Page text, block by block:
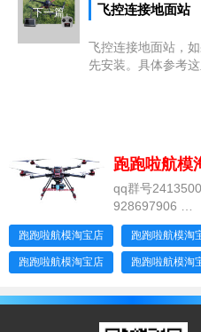
下一篇 飞控连接地面站
飞控连接地面站，
先安装。具体参考这
跑跑啦航模
qq群号241350086 微信号
928697906
长距离FPV无人
升级服务。
跑跑啦航模淘宝店 跑跑啦航模淘
跑跑啦航模淘宝店 跑跑啦航模淘